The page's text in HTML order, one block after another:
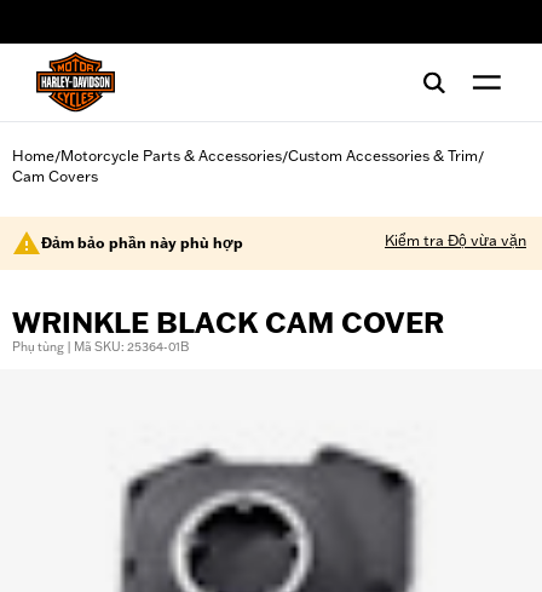
Home/Motorcycle Parts & Accessories/Custom Accessories & Trim/
Cam Covers
Đảm bảo phần này phù hợp Kiểm tra Độ vừa vặn
WRINKLE BLACK CAM COVER
Phụ tùng | Mã SKU: 25364-01B